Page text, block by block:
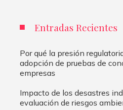
Entradas Recientes
Por qué la presión
adopción de pruebas de
empresas
Impacto de los desastres
evaluación de riesgos